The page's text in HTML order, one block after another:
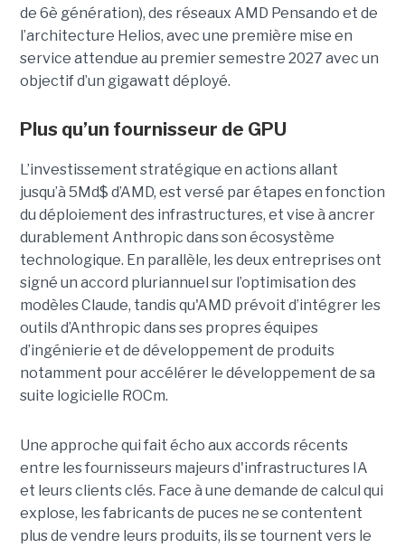
de 6è génération), des réseaux AMD Pensando et de
l’architecture Helios, avec une première mise en
service attendue au premier semestre 2027 avec un
objectif d’un gigawatt déployé.
Plus qu’un fournisseur de GPU
L’investissement stratégique en actions allant
jusqu’à 5Md$ d’AMD, est versé par étapes en fonction
du déploiement des infrastructures, et vise à ancrer
durablement Anthropic dans son écosystème
technologique. En parallèle, les deux entreprises ont
signé un accord pluriannuel sur l’optimisation des
modèles Claude, tandis qu'AMD prévoit d’intégrer les
outils d’Anthropic dans ses propres équipes
d’ingénierie et de développement de produits
notamment pour accélérer le développement de sa
suite logicielle ROCm.
Une approche qui fait écho aux accords récents
entre les fournisseurs majeurs d'infrastructures IA
et leurs clients clés. Face à une demande de calcul qui
explose, les fabricants de puces ne se contentent
plus de vendre leurs produits, ils se tournent vers le